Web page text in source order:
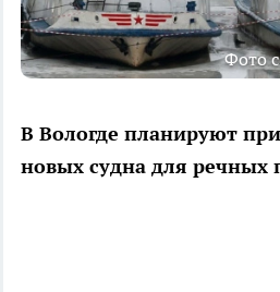
Фото
В Вологде планируют
новых судна для речных